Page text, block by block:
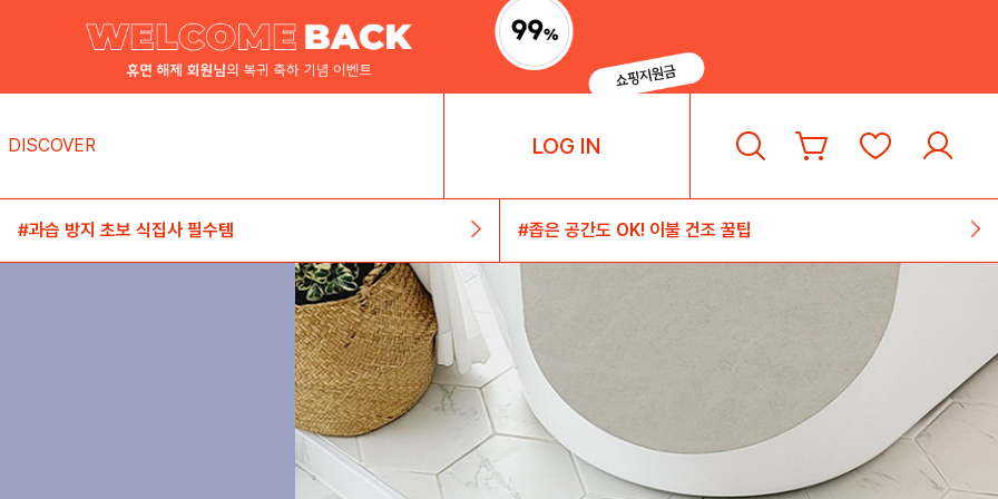
DISCOVER LOG IN
#미세먼지 창틀 청소 초간단 꿀팁 #좁은 공간도 OK! 이불 건조 꿀팁